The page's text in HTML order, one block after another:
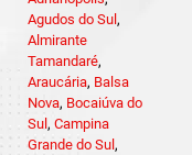
Agudos do Sul ,
Almirante
Tamandaré,
Araucária, Balsa
Nova, Bocaiúva do
Sul , Campina
Grande do Sul ,